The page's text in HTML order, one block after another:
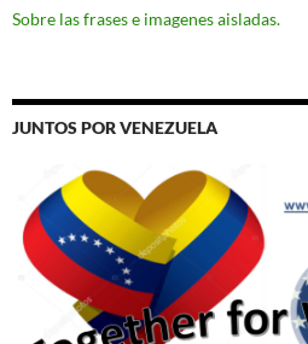
Sobre las frases e imagenes aisladas.
JUNTOS POR VENEZUELA